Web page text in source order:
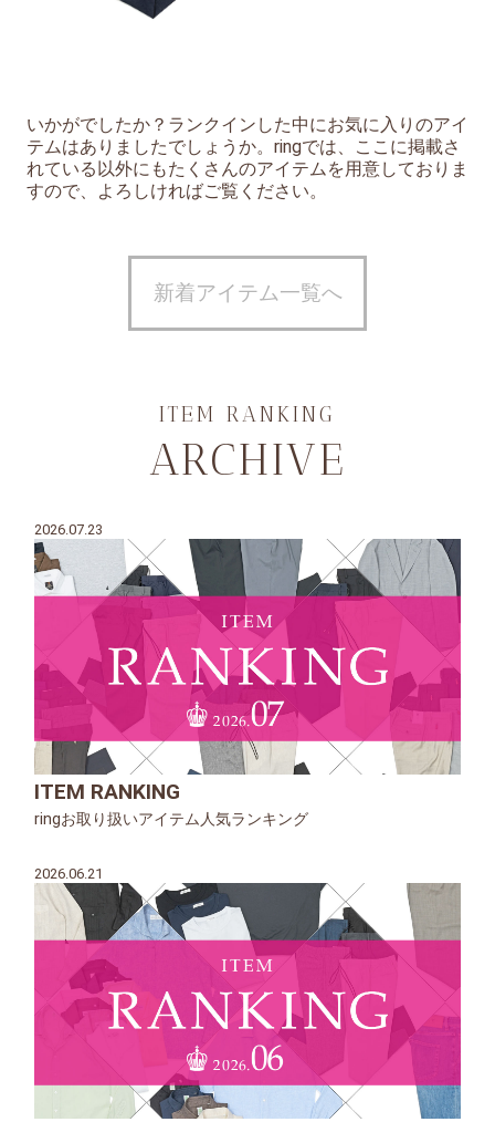
いかがでしたか？ランクインした中にお気に入りのアイ
テムはありましたでしょうか。ringでは、ここに掲載さ
れている以外にもたくさんのアイテムを用意しておりま
すので、よろしければご覧ください。
新着アイテム一覧へ
ITEM RANKING
ARCHIVE
2026.07.23
ITEM RANKING
ringお取り扱いアイテム人気ランキング
2026.06.21